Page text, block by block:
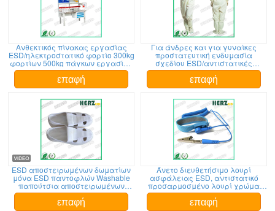
Ανθεκτικός πίνακας εργασίας
ESD/ηλεκτροστατικό φορτίο 300kg
φορτίων 500kg πάγκων εργασίας
στατικό δυναμικό
επαφή
Για άνδρες και για γυναίκες
προστατευτική ενδυμασία
σχεδίου ESD/αντιστατικές
φόρμες για την ηλεκτρονική
βιομηχανία
επαφή
ESD αποστειρωμένων δωματίων
μόνα ESD παντοφλών Washable
παπούτσια αποστειρωμένων
δωματίων PVC, αντιστατικό
άσπρο χρώμα παπουτσιών
επαφή
Άνετο διευθετήσιμο λουρί
ασφάλειας ESD, αντιστατικό
προσαρμοσμένο λουρί χρώμα
καρπών
επαφή